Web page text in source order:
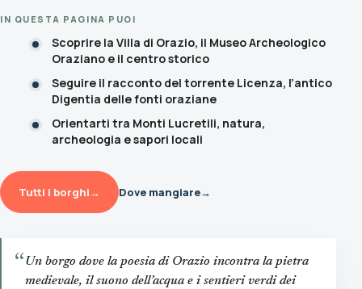
IN QUESTA PAGINA PUOI
Scoprire la Villa di Orazio, il Museo Archeologico
Oraziano e il centro storico
Seguire il racconto del torrente Licenza, l’antico
Digentia delle fonti oraziane
Orientarti tra Monti Lucretili, natura,
archeologia e sapori locali
Tutti i borghi→ Dove mangiare→
“Un borgo dove la poesia di Orazio incontra la pietra
medievale, il suono dell’acqua e i sentieri verdi dei